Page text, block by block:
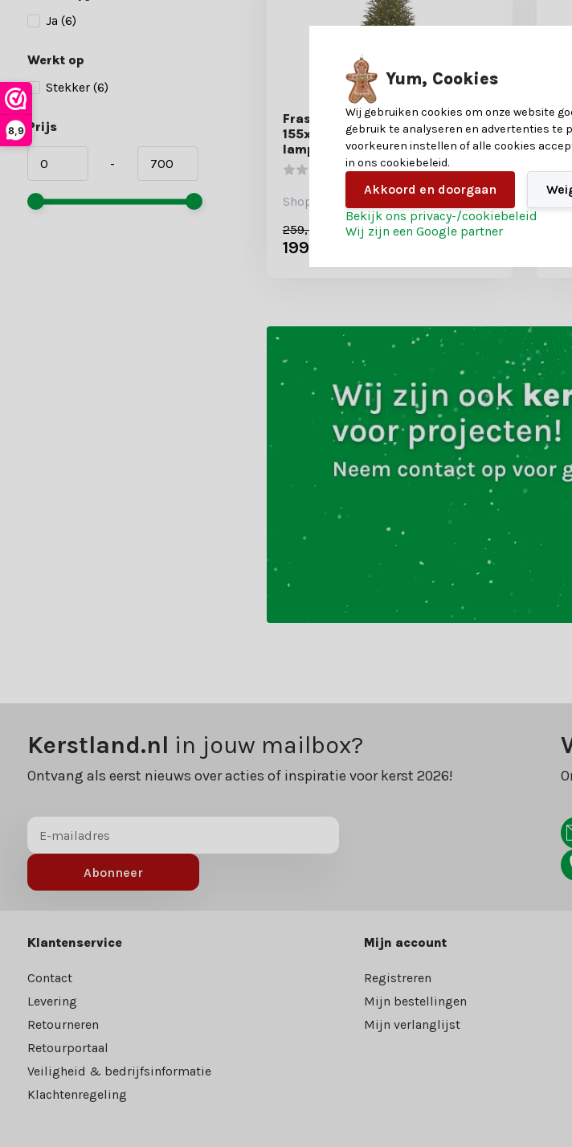
8,9
Ja (6)
Werkt op
Stekker (6)
Prijs
-
Frasier kunstkerstboom
155xø109cm | groen met 216 LED
lampjes
Shop is gesloten
259,-
199,-
Kerstland.nl in jouw mailbox?
Ontvang als eerst nieuws over acties of inspiratie voor kerst 2026!
Abonneer
Klantenservice
Contact
Levering
Retourneren
Retourportaal
Veiligheid & bedrijfsinformatie
Klachtenregeling
Mijn account
Registreren
Mijn bestellingen
Mijn verlanglijst
Yum, Cookies
Wij gebruiken cookies om onze website
gebruik te analyseren en advertenties te
voorkeuren instellen of alle cookies
in ons cookiebeleid.
Akkoord en doorgaan
Bekijk ons privacy-/cookiebeleid
Wij zijn een Google partner